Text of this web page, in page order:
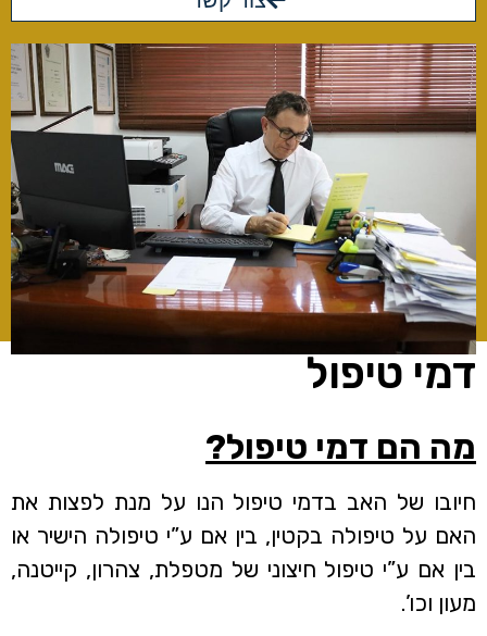
דמי טיפול
מה הם דמי טיפול?
חיובו של האב בדמי טיפול הנו על מנת לפצות את
האם על טיפולה בקטין, בין אם ע”י טיפולה הישיר או
בין אם ע”י טיפול חיצוני של מטפלת, צהרון, קייטנה,
מעון וכו’.